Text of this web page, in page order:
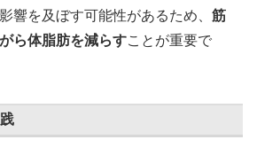
響を及ぼす可能性があるため、筋
ら体脂肪を減らすことが重要で